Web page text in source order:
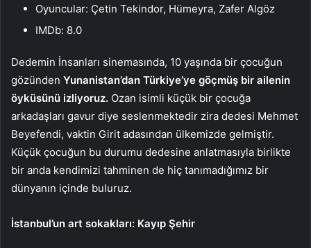
Oyuncular: Çetin Tekindor, Hümeyra, Zafer Algöz
IMDb: 8.0
Dedemin İnsanları sinemasında, 10 yaşında bir çocuğun
gözünden Yunanistan’dan Türkiye’ye göçmüş bir ailenin
öyküsünü izliyoruz. Ozan isimli küçük bir çocuğa
arkadaşları gavur diye seslenmektedir zira dedesi Mehmet
Beyefendi, vaktin Girit adasından ülkemizde gelmiştir.
Küçük çocuğun bu durumu dedesine anlatmasıyla birlikte
bir anda kendimizi tahminen de hiç tanımadığımız bir
dünyanın içinde buluruz.
İstanbul’un art sokakları: Kayıp Şehir